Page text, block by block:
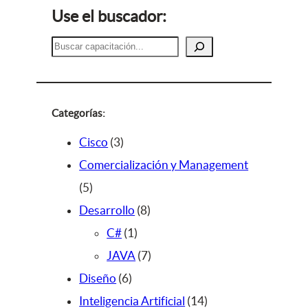
Use el buscador:
B
u
a
Categorías:
Cisco 33
p
o
d
u
c
t
Comercialización y Management
55
p
o
d
u
Desarrollo 88
r
d
C# 11
p
o
JAVA 77
r
Diseño 66
p
Inteligencia Artificial 141